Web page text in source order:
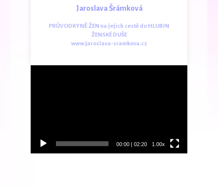
Jaroslava Šrámková
PRŮVODKYNĚ ŽEN na jejich cestě do HLUBIN
ŽENSKÉ DUŠE
www.jaroslava-sramkova.cz
00:00 |02:20 1.00x